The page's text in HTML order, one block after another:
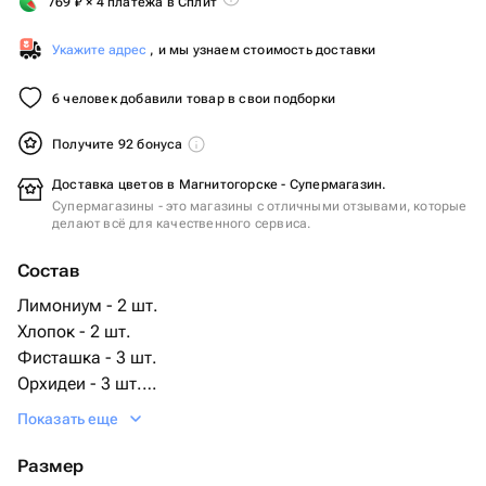
Укажите адрес , и мы узнаем стоимость доставки
6 человек добавили товар в свои подборки
Получите 92 бонуса
Доставка цветов в Магнитогорске - Супермагазин.
Супермагазины - это магазины с отличными отзывами, которые
делают всё для качественного сервиса.
Состав
Лимониум - 2 шт.
Хлопок - 2 шт.
Фисташка - 3 шт.
Орхидеи - 3 шт.
коробка с оазисом внутри - 1 шт.
Показать еще
Размер